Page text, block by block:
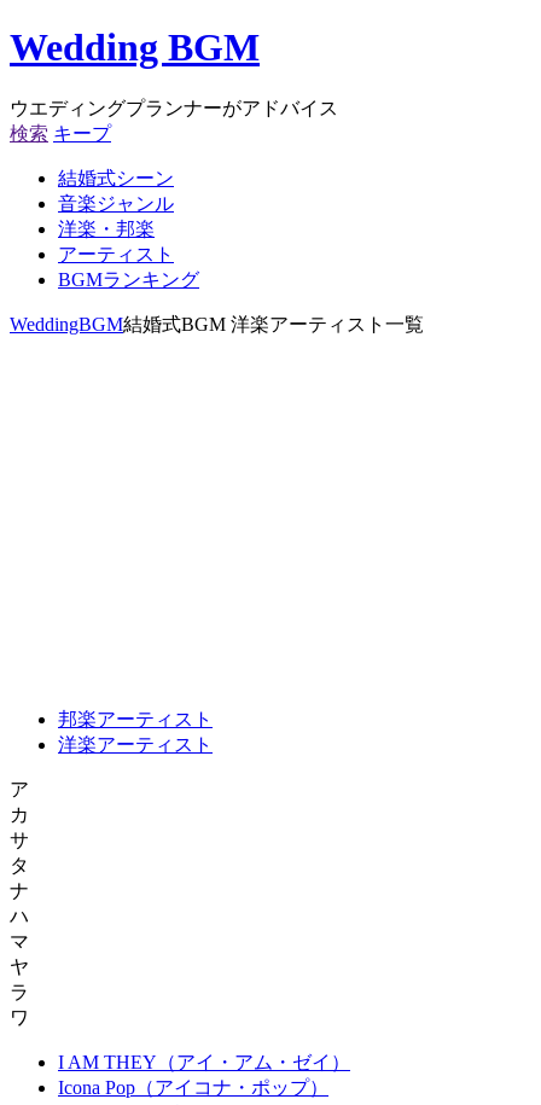
Wedding BGM
ウエディングプランナーがアドバイス
検索 キープ
結婚式シーン
音楽ジャンル
洋楽・邦楽
アーティスト
BGMランキング
WeddingBGM結婚式BGM 洋楽アーティスト一覧
邦楽アーティスト
洋楽アーティスト
ア
カ
サ
タ
ナ
ハ
マ
ヤ
ラ
ワ
I AM THEY（アイ・アム・ゼイ）
Icona Pop（アイコナ・ポップ）